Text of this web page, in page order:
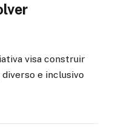
visa construir
e inclusivo